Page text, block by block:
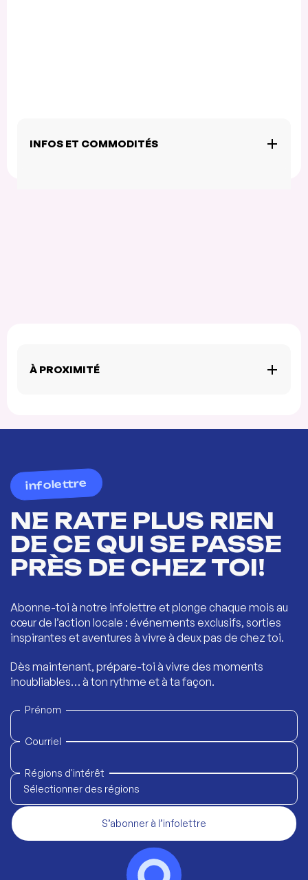
INFOS ET COMMODITÉS
À PROXIMITÉ
infolettre
NE RATE PLUS RIEN
DE CE QUI SE PASSE
PRÈS DE CHEZ TOI!
Abonne-toi à notre infolettre et plonge chaque mois au
cœur de l’action locale : événements exclusifs, sorties
inspirantes et aventures à vivre à deux pas de chez toi.
Dès maintenant, prépare-toi à vivre des moments
inoubliables… à ton rythme et à ta façon.
Prénom
Courriel
Régions d'intérêt
Sélectionner des régions
S’abonner à l’infolettre